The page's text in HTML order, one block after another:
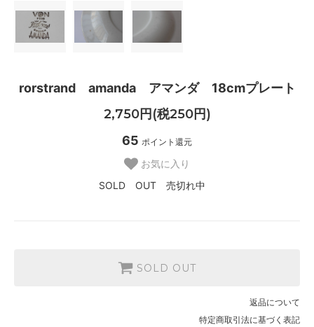
rorstrand amanda アマンダ 18cmプレート
2,750円(税250円)
65 ポイント還元
お気に入り
SOLD OUT 売切れ中
SOLD OUT
返品について
特定商取引法に基づく表記